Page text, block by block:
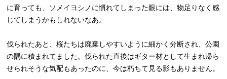
に育っても、ソメイヨシノに慣れてしまった眼には、物足りなく感
じてしまうかもしれないなあ。
伐られたあと、桜たちは廃棄しやすいように細かく分断され、公園
の隅に積まれてました。伐られた直後はギター材として生まれ帰ら
せられそうな気配もあったのに、今は朽ちて見る影もありません。